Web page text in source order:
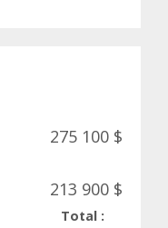
275 100 $
213 900 $
Total :